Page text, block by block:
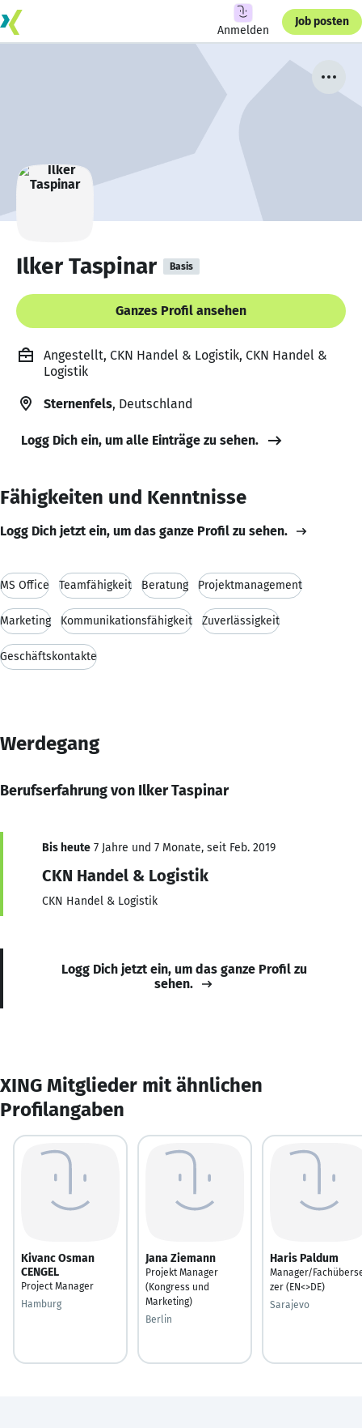
Anmelden
Job posten
Ilker Taspinar Basis
Ganzes Profil ansehen
Angestellt, CKN Handel & Logistik, CKN Handel &
Logistik
Sternenfels, Deutschland
Logg Dich ein, um alle Einträge zu sehen.
Fähigkeiten und Kenntnisse
Logg Dich jetzt ein, um das ganze Profil zu sehen.
MS Office Teamfähigkeit Beratung Projektmanagement
Marketing Kommunikationsfähigkeit Zuverlässigkeit
Geschäftskontakte
Werdegang
Berufserfahrung von Ilker Taspinar
Bis heute 7 Jahre und 7 Monate, seit Feb. 2019
CKN Handel & Logistik
CKN Handel & Logistik
Logg Dich jetzt ein, um das ganze Profil zu
sehen.
XING Mitglieder mit ähnlichen
Profilangaben
Kivanc Osman
CENGEL
Project Manager
Hamburg
Jana Ziemann
Projekt Manager
(Kongress und
Marketing)
Berlin
Haris Paldum
Manager/
zer (EN<>DE)
Sarajevo